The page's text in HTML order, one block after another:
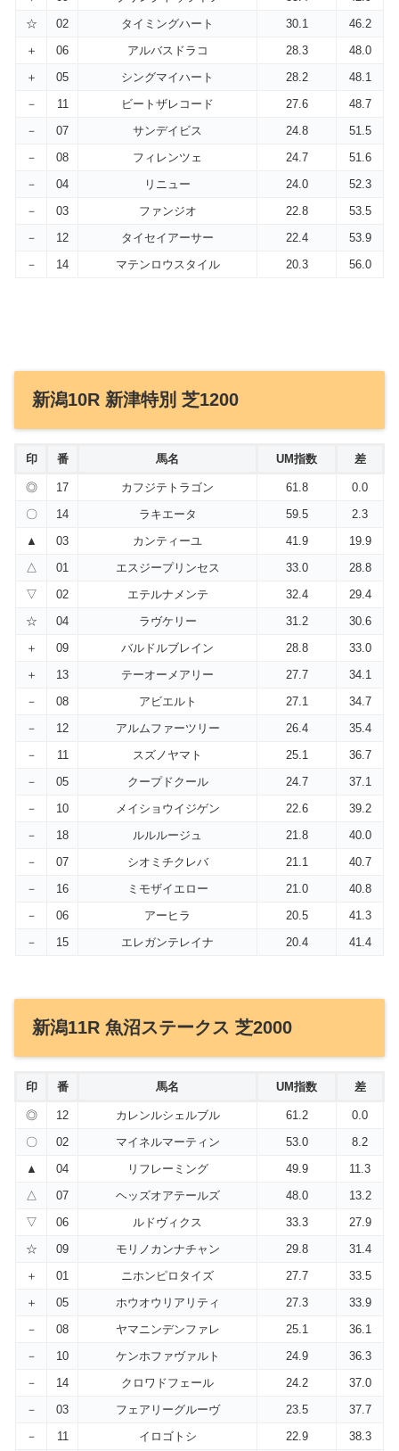
☆
02 タイミングハート 30.1
46.2
＋
06 アルバスドラコ 28.3
48.0
＋
05 シングマイハート 28.2
48.1
－
11 ビートザレコード 27.6
48.7
－
07 サンデイビス 24.8
51.5
－
08 フィレンツェ 24.7
51.6
－
04 リニュー 24.0
52.3
－
03 ファンジオ 22.8
53.5
－
12 タイセイアーサー 22.4
53.9
－
14 マテンロウスタイル 20.3 56.0
新潟10R 新津特別 芝1200
印 番 馬名 UM指数 差
◎ 17 カフジテトラゴン 61.8
0.0
〇
14 ラキエータ 59.5
2.3
▲
03 カンティーユ 41.9
19.9
△
01 エスジープリンセス 33.0
28.8
▽
02 エテルナメンテ 32.4
29.4
☆
04 ラヴケリー 31.2
30.6
＋
09 バルドルブレイン 28.8
33.0
＋
13 テーオーメアリー 27.7
34.1
－
08 アビエルト 27.1
34.7
－
12 アルムファーツリー 26.4
35.4
－
11 スズノヤマト 25.1
36.7
－
05 クープドクール 24.7
37.1
－
10 メイショウイジゲン 22.6
39.2
－
18 ルルルージュ 21.8
40.0
－
07 シオミチクレバ 21.1
40.7
－
16 ミモザイエロー 21.0
40.8
－
06 アーヒラ 20.5
41.3
－
15 エレガンテレイナ 20.4 41.4
新潟11R 魚沼ステークス 芝2000
印 番 馬名 UM指数 差
◎ 12 カレンルシェルブル 61.2
0.0
〇
02 マイネルマーティン 53.0
8.2
▲
04 リフレーミング 49.9
11.3
△
07 ヘッズオアテールズ 48.0
13.2
▽
06 ルドヴィクス 33.3
27.9
☆
09 モリノカンナチャン 29.8
31.4
＋
01 ニホンピロタイズ 27.7
33.5
＋
05 ホウオウリアリティ 27.3
33.9
－
08 ヤマニンデンファレ 25.1
36.1
－
10 ケンホファヴァルト 24.9
36.3
－
14 クロワドフェール 24.2
37.0
－
03 フェアリーグルーヴ 23.5
37.7
－
11 イロゴトシ 22.9
38.3